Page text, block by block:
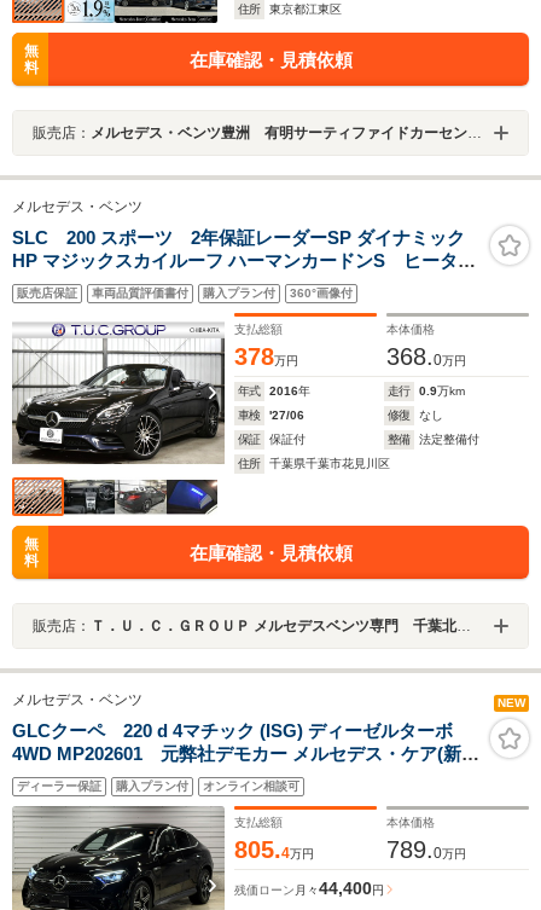
住所 東京都江東区
無
料
在庫確認・見積依頼
販売店： メルセデス・ベンツ豊洲 有明サーティファイドカーセンター
メルセデス・ベンツ
SLC 200 スポーツ 2年保証レーダーSP ダイナミック
HP マジックスカイルーフ ハーマンカードンS ヒーター
&エアスカーフ黒革 ディストロ BSM Lキープ AMGエア
ロ18AW キーレスGO PTS 地デジナビ Bカメラ
販売店保証 車両品質評価書付 購入プラン付 360°画像付
支払総額
378万円
本体価格
368.0万円
年式 2016年 走行 0.9万km
車検
'27/06 修復
なし
保証
保証付 整備
法定整備付
住所
千葉県千葉市花見川区
無
料
在庫確認・見積依頼
販売店： Ｔ．Ｕ．Ｃ．ＧＲＯＵＰ メルセデスベンツ専門 千葉北インター店／（株）へリックス
メルセデス・ベンツ NEW
GLCクーペ 220 d 4マチック (ISG) ディーゼルターボ
4WD MP202601 元弊社デモカー メルセデス・ケア(新車
保証)継承 認定中古車 AMGライン 360°カメラシステ
ム 純正ドライブレコーダー メモリー付きパワーシー
ト アンビエントライト(64色) ワイヤレスチャージング
ディーラー保証 購入プラン付 オンライン相談可
支払総額
805.4万円
本体価格
789.0万円
残価ローン 月々44,400円